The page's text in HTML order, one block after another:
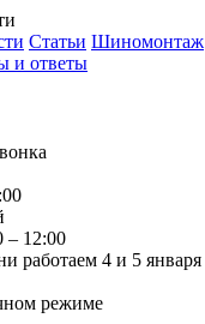
Статьи Шиномонтаж
и ответы
– 12:00
работаем 4 и 5 января
режиме